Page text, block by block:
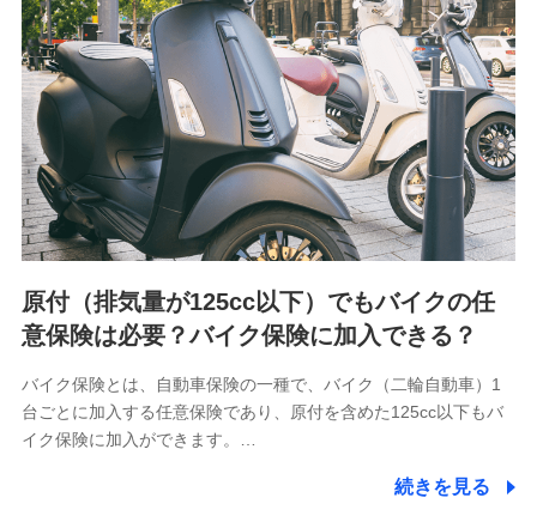
用履歴インターネット利用時の行動に関する情報、アプリケ
ーション利用時の行動に関する情報、購入されたサービスや
商品の名称・購入場所・決済に関する情報、アンケートの回
答に関する情報などが含まれます。
保険関連サービス情報
当社又は株式会社NTTドコモが提供する保険関連サービスに
関して取得し、又は保有する情報。例として、見積請求受付
時、資料請求受付時又はユーザー登録受付時に提供いただい
た情報（氏名、住所、生年月日、性別、保険契約者と被保険
者の関係、保険加入の目的、保険商品の内容、保険料、保険
料のお支払方法、車のメーカーや走行距離などの情報、建物
の構造や築年数などの情報、ペットの種類や年齢など）及び
果情報、メールマガジンを提供した際のメール内容や送信履
歴の情報及び保険の更改案内等を提供した際のメール内容や
送信履歴などの情報）が含まれます。
当社又は株式会社NTTドコモが取得し、又は保有する保険契
約に関する情報。例として、保険契約者及び被保険者の氏
名、住所、生年月日、性別、保険契約者と被保険者の関係、
方法、車のメーカーや走行距離などの情報、建物の構造や築
原付（排気量が125cc以下）でもバイクの任
意保険は必要？バイク保険に加入できる？
バイク保険とは、自動車保険の一種で、バイク（二輪自動車）1
台ごとに加入する任意保険であり、原付を含めた125cc以下もバ
イク保険に加入ができます。…
続きを見る